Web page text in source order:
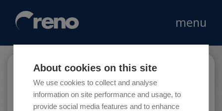
About cookies on this site
We use cookies to collect and analyse
information on site performance and usage, to
provide social media features and to enhance
menu
BC Partners